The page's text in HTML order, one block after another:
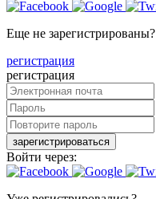
Еще не зарегистрированы?
регистрация
регистрация
зарегистрироваться
Войти через: